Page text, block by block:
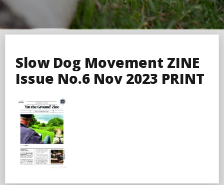
Slow Dog Movement ZINE
Issue No.6 Nov 2023 PRINT